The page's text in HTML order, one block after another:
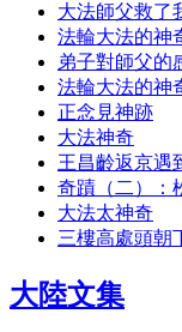
大法師父救了
法輪大法的神
弟子對師父的
法輪大法的神
正念見神跡
大法神奇
王昌齡返京遇
奇蹟（二）：
大法太神奇
三樓高處頭朝
大陸文集